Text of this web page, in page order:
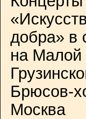
добра» в
на Малой
Брюсов-
Москва